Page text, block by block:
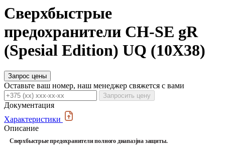
Сверхбыстрые
предохранители CH-SE gR
(Spesial Edition) UQ (10X38)
Запрос цены
Оставьте ваш номер, наш менеджер свяжется с вами
Запросить цену
Документация
Характеристики
Описание
Сверхбыстрые предохранители полного диапазjна защиты.